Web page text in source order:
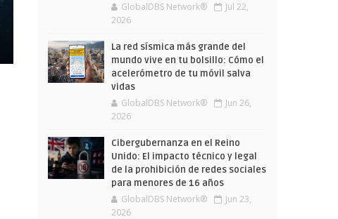
GlobalDBS Network®
Jul 22,
2026
La red sísmica más grande del
mundo vive en tu bolsillo: Cómo el
acelerómetro de tu móvil salva
vidas
GlobalDBS Network®
Jun 26,
2026
Cibergubernanza en el Reino
Unido: El impacto técnico y legal
de la prohibición de redes sociales
para menores de 16 años
GlobalDBS Network®
Jun 23,
2026